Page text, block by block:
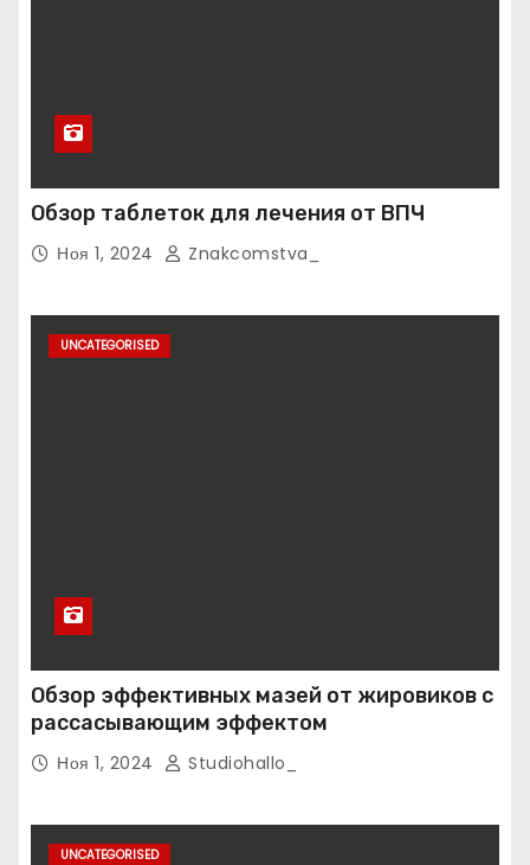
Обзор таблеток для лечения от ВПЧ
Ноя 1, 2024 Znakcomstva_
UNCATEGORISED
Обзор эффективных мазей от жировиков с
рассасывающим эффектом
Ноя 1, 2024 Studiohallo_
UNCATEGORISED